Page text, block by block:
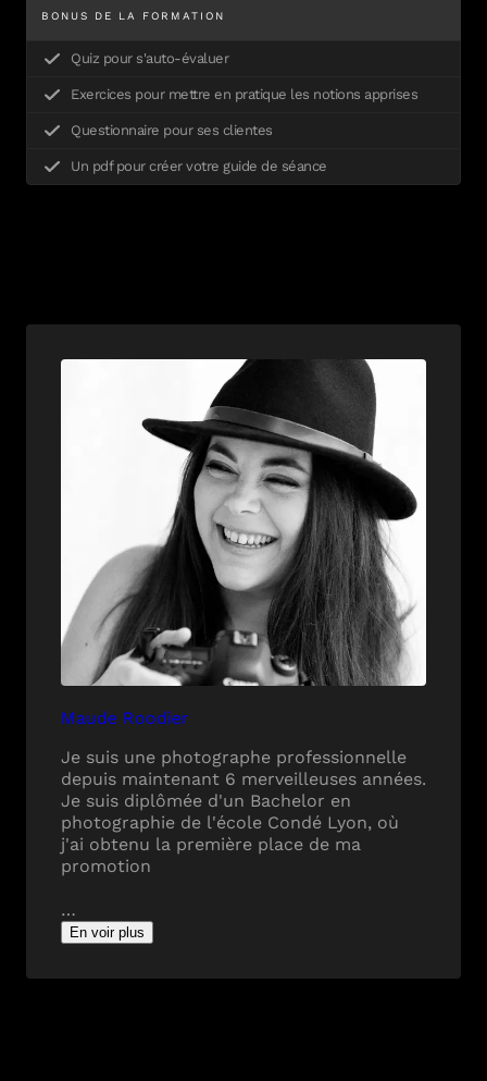
BONUS DE LA FORMATION
Quiz pour s'auto-évaluer
Exercices pour mettre en pratique les notions apprises
Questionnaire pour ses clientes
Un pdf pour créer votre guide de séance
Maude Roodier
Je suis une photographe professionnelle
depuis maintenant 6 merveilleuses années.
Je suis diplômée d'un Bachelor en
photographie de l'école Condé Lyon, où
j'ai obtenu la première place de ma
promotion
…
En voir plus